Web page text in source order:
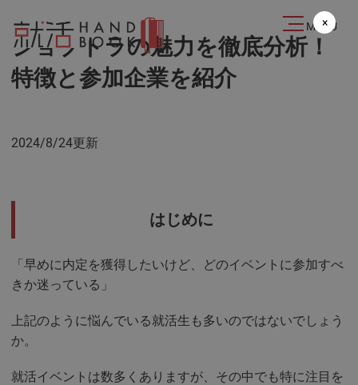
MENU
ジョブトラの魅力を徹底分析！
特徴と参加企業を紹介
2024/8/24更新
はじめに
「早めに内定を獲得したいけど、どのイベントに参加すべ
きか迷っている」
上記のように悩んでいる就活生も多いのではないでしょう
か。
就活イベントは数多くありますが、その中でも特に注目を
×